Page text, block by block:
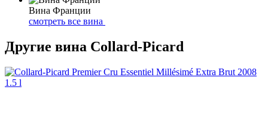
Вина Франции
смотреть все вина
Другие вина Collard-Picard